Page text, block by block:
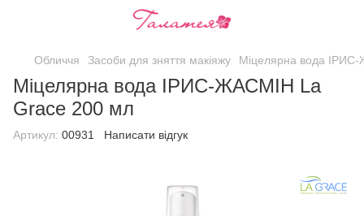
Обличчя Засоби для зняття макіяжу Міцелярна вода
Міцелярна вода ІРИС-ЖАСМІН La
Grace 200 мл
Артикул: 00931 Написати відгук